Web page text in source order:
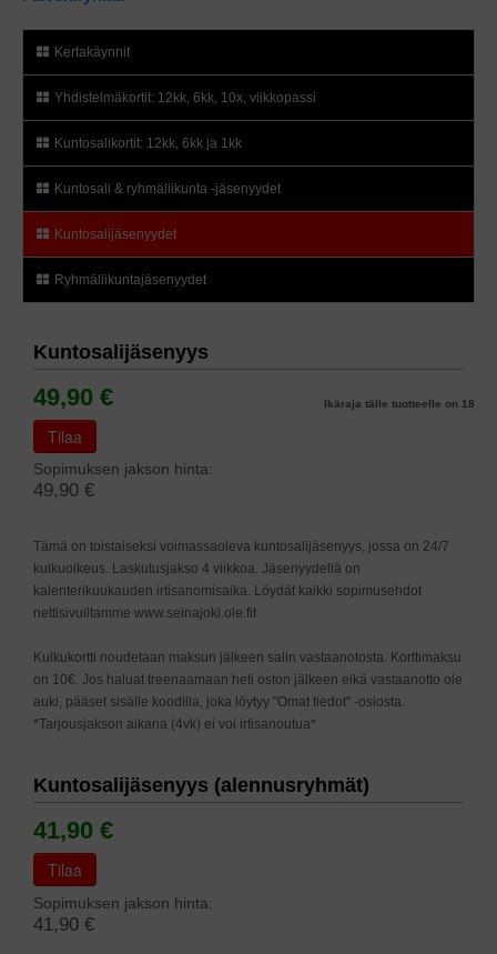
Kertakäynnit
Yhdistelmäkortit: 12kk, 6kk, 10x, viikkopassi
Kuntosalikortit: 12kk, 6kk ja 1kk
Kuntosali & ryhmäliikunta -jäsenyydet
Kuntosalijäsenyydet
Ryhmäliikuntajäsenyydet
Kuntosalijäsenyys
Tämä on toistaiseksi voimassaoleva kuntosalijäsenyys, jossa on 24/7
kulkuoikeus. Laskutusjakso 4 viikkoa. Jäsenyydellä on
kalenterikuukauden irtisanomisaika. Löydät kaikki sopimusehdot
nettisivuiltamme www.seinajoki.ole.fit
Kulkukortti noudetaan maksun jälkeen salin vastaanotosta. Korttimaksu
on 10€. Jos haluat treenaamaan heti oston jälkeen eikä vastaanotto ole
auki, pääset sisälle koodilla, joka löytyy "Omat tiedot" -osiosta.
*Tarjousjakson aikana (4vk) ei voi irtisanoutua*
Ikäraja tälle tuotteelle on 18
49,90 €
Tilaa
Sopimuksen jakson hinta:
49,90 €
Kuntosalijäsenyys (alennusryhmät)
41,90 €
Tilaa
Sopimuksen jakson hinta:
41,90 €